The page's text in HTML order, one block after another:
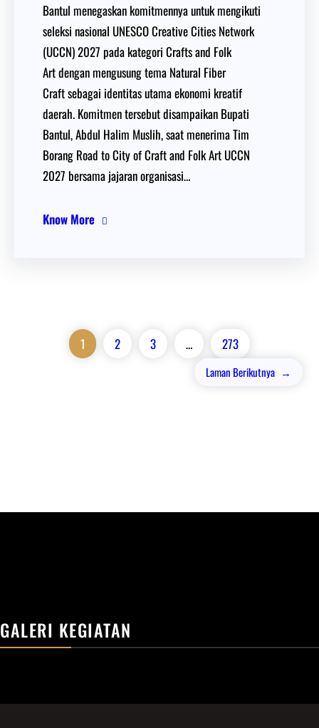
Bantul menegaskan komitmennya untuk mengikuti
seleksi nasional UNESCO Creative Cities Network
(UCCN) 2027 pada kategori Crafts and Folk
Art dengan mengusung tema Natural Fiber
Craft sebagai identitas utama ekonomi kreatif
daerah. Komitmen tersebut disampaikan Bupati
Bantul, Abdul Halim Muslih, saat menerima Tim
Borang Road to City of Craft and Folk Art UCCN
2027 bersama jajaran organisasi…
Know More
1 2 3 … 273
Laman Berikutnya →
GALERI KEGIATAN